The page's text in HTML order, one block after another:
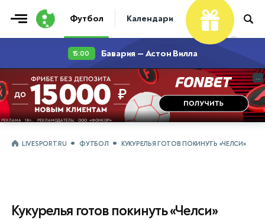
Футбол Календари Таблицы Матчи
...
...
LIVESPORT.RU ФУТБОЛ КУКУРЕЛЬЯ ГОТОВ ПОКИНУТЬ «ЧЕЛСИ»
Кукурелья готов покинуть «Челси»